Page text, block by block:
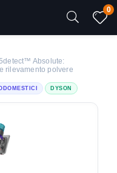
0
Absolute:
rilevamento polvere
DYSON